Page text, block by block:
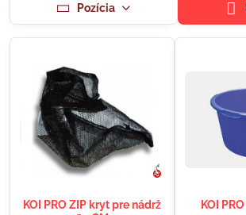
Pozícia
KOI PRO ZIP kryt pre nádrž
KOI